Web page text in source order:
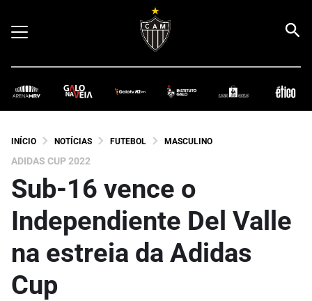
INÍCIO NOTÍCIAS FUTEBOL MASCULINO
ADIDAS CUP 2022
Sub-16 vence o
Independiente Del Valle
na estreia da Adidas
Cup